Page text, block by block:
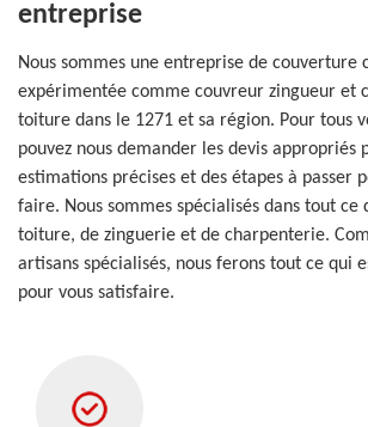
entreprise
Nous sommes une entreprise de couverture
expérimentée comme couvreur zingueur et
toiture dans le 1271 et sa région. Pour tous
pouvez nous demander les devis appropriés
estimations précises et des étapes à passer
faire. Nous sommes spécialisés dans tout ce
toiture, de zinguerie et de charpenterie.
artisans spécialisés, nous ferons tout ce qui
pour vous satisfaire.